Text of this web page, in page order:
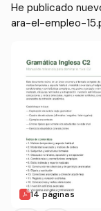
He publicado
ara-el-empleo-
14 páginas